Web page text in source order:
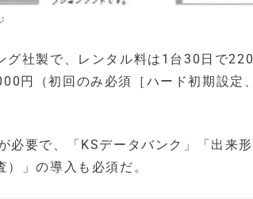
グ社製で、レンタル料は1台30日で
円（初回のみ必須［ハード初期設定
必要で、「KSデータバンク」「出来
」の導入も必須だ。